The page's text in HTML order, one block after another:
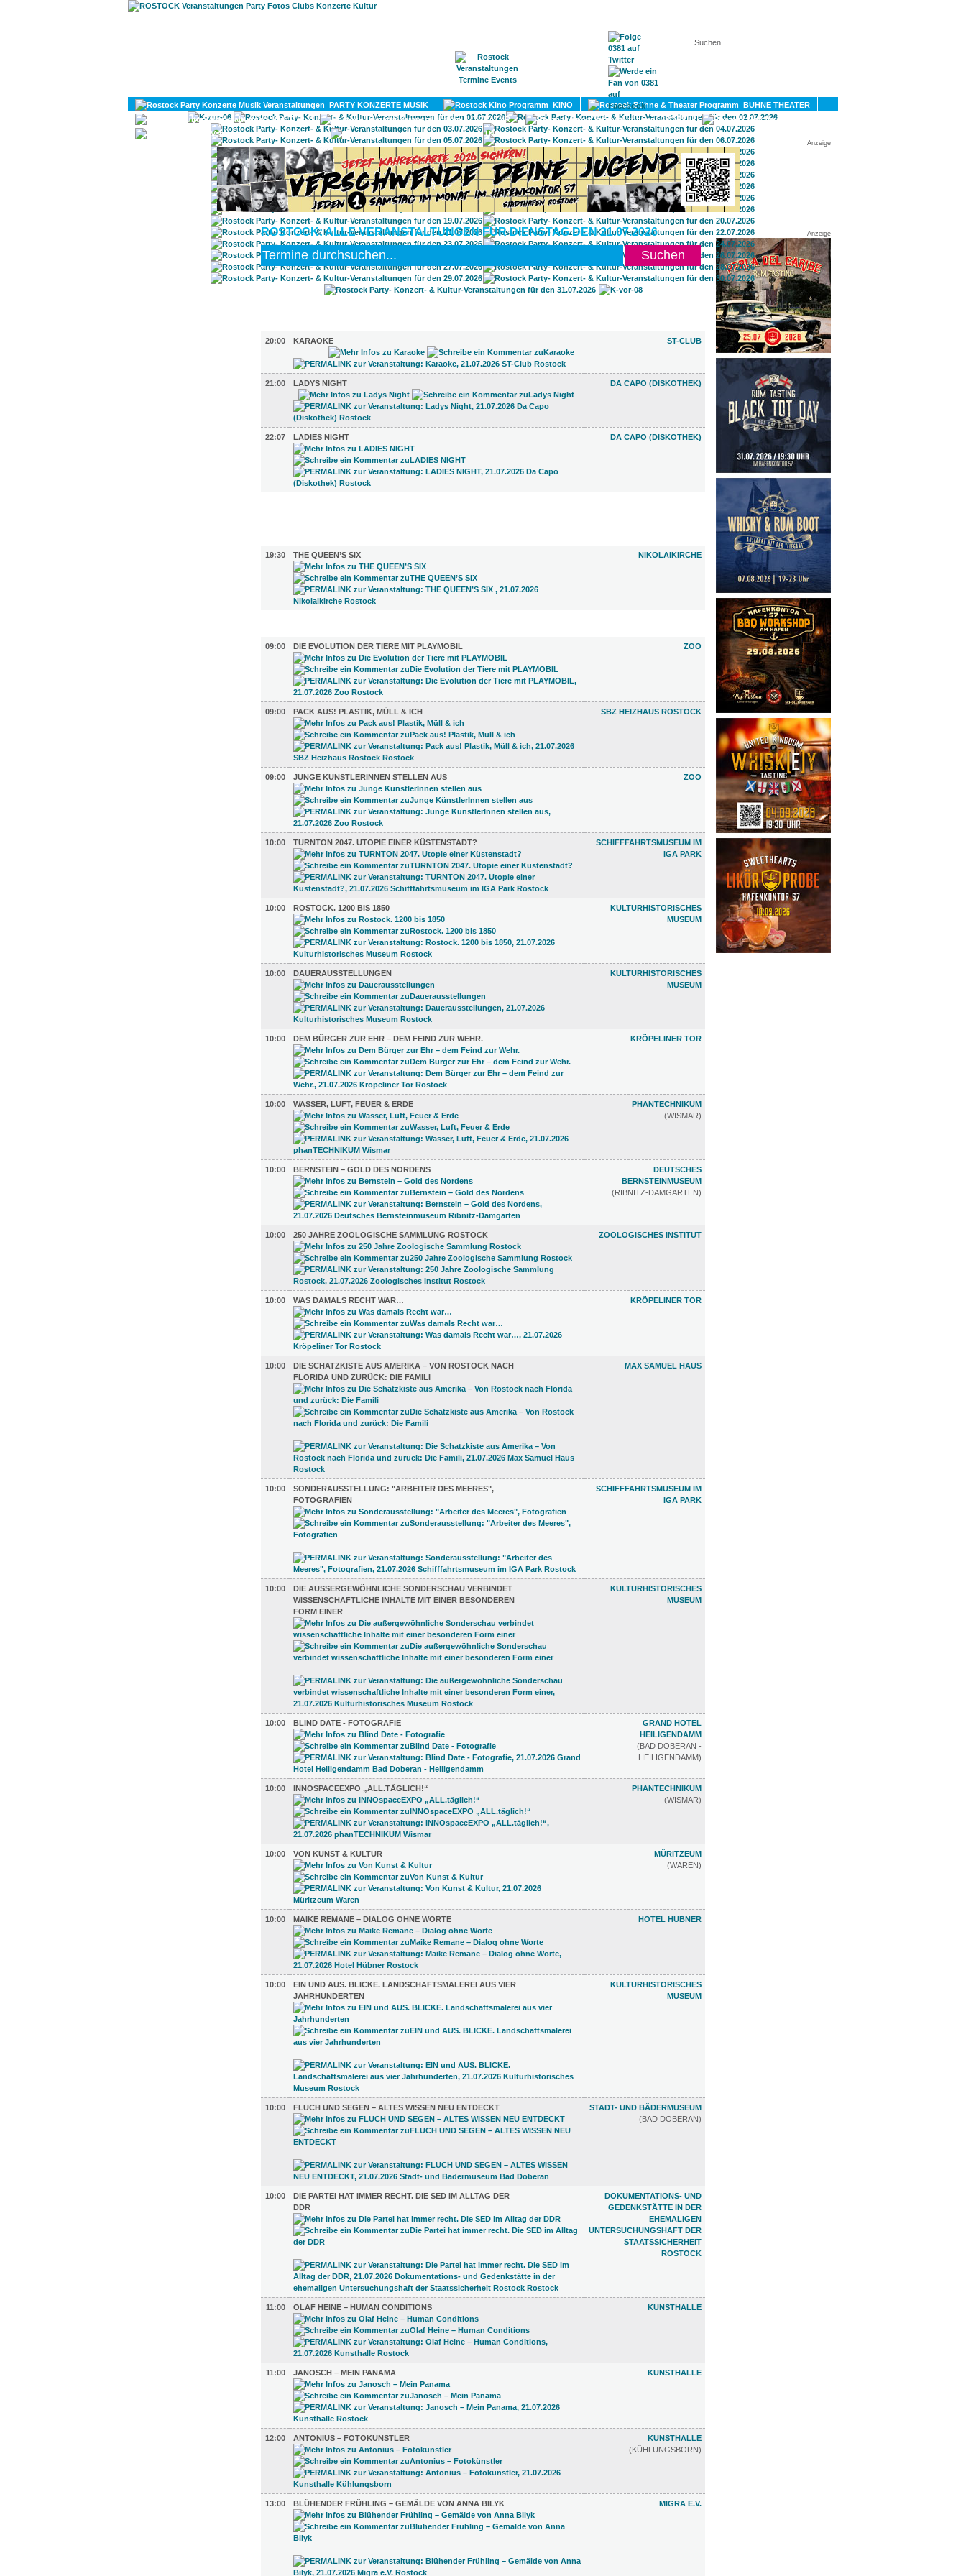
KONTAKT
PARTY KONZERTE MUSIK KINO
BÜHNE THEATER
KULTUR
LITERATUR SPORT
DIVERSES
UMLAND
Anzeige
Anzeige
ROSTOCK: ALLE VERANSTALTUNGEN FÜR DIENSTAG DEN 21.07.2026
20:00
KARAOKE ST-CLUB
21:00 LADYS NIGHT DA CAPO (DISKOTHEK)
22:07 LADIES NIGHT DA CAPO (DISKOTHEK)
19:30
THE QUEEN’S SIX NIKOLAIKIRCHE
09:00
DIE EVOLUTION DER TIERE MIT PLAYMOBIL ZOO
09:00 PACK AUS! PLASTIK, MÜLL & ICH SBZ HEIZHAUS ROSTOCK
09:00 JUNGE KÜNSTLERINNEN STELLEN AUS ZOO
10:00 TURNTON 2047. UTOPIE EINER KÜSTENSTADT?
SCHIFFFAHRTSMUSEUM IM
IGA PARK
10:00 ROSTOCK. 1200 BIS 1850
KULTURHISTORISCHES
MUSEUM
10:00 DAUERAUSSTELLUNGEN
KULTURHISTORISCHES
MUSEUM
10:00 DEM BÜRGER ZUR EHR – DEM FEIND ZUR WEHR. KRÖPELINER TOR
10:00 WASSER, LUFT, FEUER & ERDE
PHANTECHNIKUM
(WISMAR)
10:00 BERNSTEIN – GOLD DES NORDENS
DEUTSCHES
BERNSTEINMUSEUM
(RIBNITZ-DAMGARTEN)
10:00 250 JAHRE ZOOLOGISCHE SAMMLUNG ROSTOCK ZOOLOGISCHES INSTITUT
10:00 WAS DAMALS RECHT WAR… KRÖPELINER TOR
10:00
DIE SCHATZKISTE AUS AMERIKA – VON ROSTOCK NACH
FLORIDA UND ZURÜCK: DIE FAMILI
MAX SAMUEL HAUS
10:00
SONDERAUSSTELLUNG: "ARBEITER DES MEERES",
FOTOGRAFIEN
SCHIFFFAHRTSMUSEUM IM
IGA PARK
10:00
DIE AUSSERGEWÖHNLICHE SONDERSCHAU VERBINDET W
ISSENSCHAFTLICHE INHALTE MIT EINER BESONDEREN F
ORM EINER
KULTURHISTORISCHES
MUSEUM
10:00 BLIND DATE - FOTOGRAFIE
GRAND HOTEL
HEILIGENDAMM
(BAD DOBERAN -
HEILIGENDAMM)
10:00 INNOSPACEEXPO „ALL.TÄGLICH!“
PHANTECHNIKUM
(WISMAR)
10:00 VON KUNST & KULTUR
MÜRITZEUM
(WAREN)
10:00 MAIKE REMANE – DIALOG OHNE WORTE HOTEL HÜBNER
10:00
EIN UND AUS. BLICKE. LANDSCHAFTSMALEREI AUS VIER
JAHRHUNDERTEN
KULTURHISTORISCHES
MUSEUM
10:00 FLUCH UND SEGEN – ALTES WISSEN NEU ENTDECKT
STADT- UND BÄDERMUSEUM
(BAD DOBERAN)
10:00
DIE PARTEI HAT IMMER RECHT. DIE SED IM ALLTAG DER
DDR
DOKUMENTATIONS- UND
GEDENKSTÄTTE IN DER
EHEMALIGEN
UNTERSUCHUNGSHAFT DER
STAATSSICHERHEIT
ROSTOCK
11:00 OLAF HEINE – HUMAN CONDITIONS KUNSTHALLE
11:00 JANOSCH – MEIN PANAMA KUNSTHALLE
12:00 ANTONIUS – FOTOKÜNSTLER
KUNSTHALLE
(KÜHLUNGSBORN)
13:00 BLÜHENDER FRÜHLING – GEMÄLDE VON ANNA BILYK MIGRA E.V.